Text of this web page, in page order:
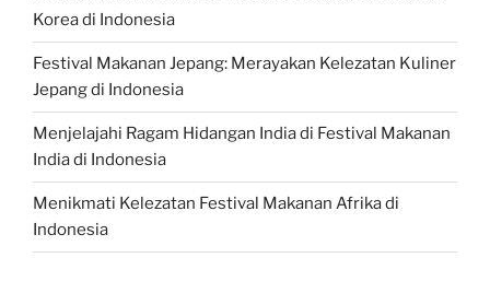
Korea di Indonesia
Festival Makanan Jepang: Merayakan Kelezatan Kuliner
Jepang di Indonesia
Menjelajahi Ragam Hidangan India di Festival Makanan
India di Indonesia
Menikmati Kelezatan Festival Makanan Afrika di
Indonesia